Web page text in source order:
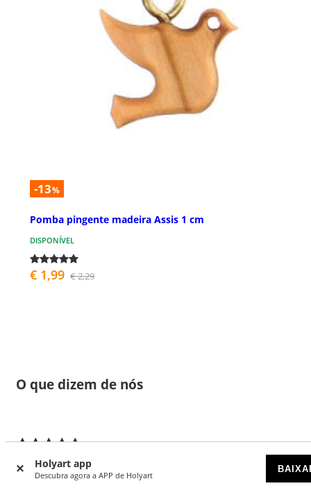
Holyart app
Descubra agora a APP de Holyart
-13%
Pomba pingente madeira Assis 1 cm
DISPONÍVEL
€ 1,99 € 2,29
O que dizem de nós
28
4.86 de 5 estrelas